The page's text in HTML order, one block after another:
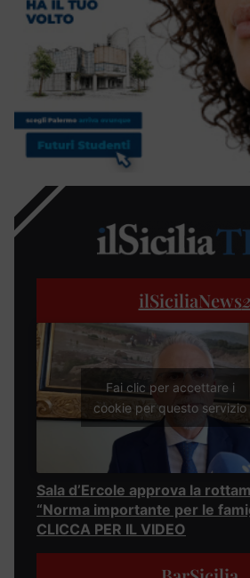
ilSiciliaNews
Fai clic per accettare i
cookie per questo servizio
Sala d’Ercole approva la
“Norma importante per le
CLICCA PER IL VIDEO